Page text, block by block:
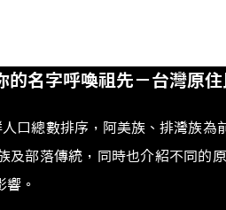
的名字呼喚祖先－台灣原
口總數排序，阿美族、排灣族
及部落傳統，同時也介紹不同的
響。